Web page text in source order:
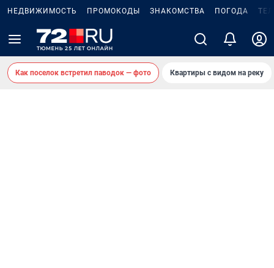
НЕДВИЖИМОСТЬ ПРОМОКОДЫ ЗНАКОМСТВА ПОГОДА
Как поселок встретил паводок — фото Квартиры с видом на реку